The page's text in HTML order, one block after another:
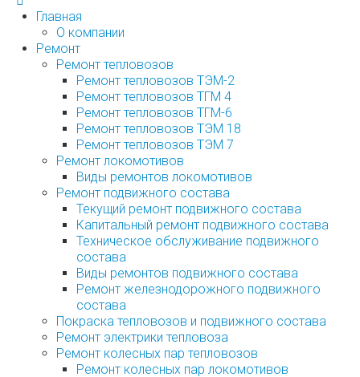
Главная
О компании
Ремонт
Ремонт тепловозов
Ремонт тепловозов ТЭМ-2
Ремонт тепловозов ТГМ 4
Ремонт тепловозов ТГМ-6
Ремонт тепловозов ТЭМ 18
Ремонт тепловозов ТЭМ 7
Ремонт локомотивов
Виды ремонтов локомотивов
Ремонт подвижного состава
Текущий ремонт подвижного состава
Капитальный ремонт подвижного состава
Техническое обслуживание подвижного
состава
Виды ремонтов подвижного состава
Ремонт железнодорожного подвижного
состава
Покраска тепловозов и подвижного состава
Ремонт электрики тепловоза
Ремонт колесных пар тепловозов
Ремонт колесных пар локомотивов